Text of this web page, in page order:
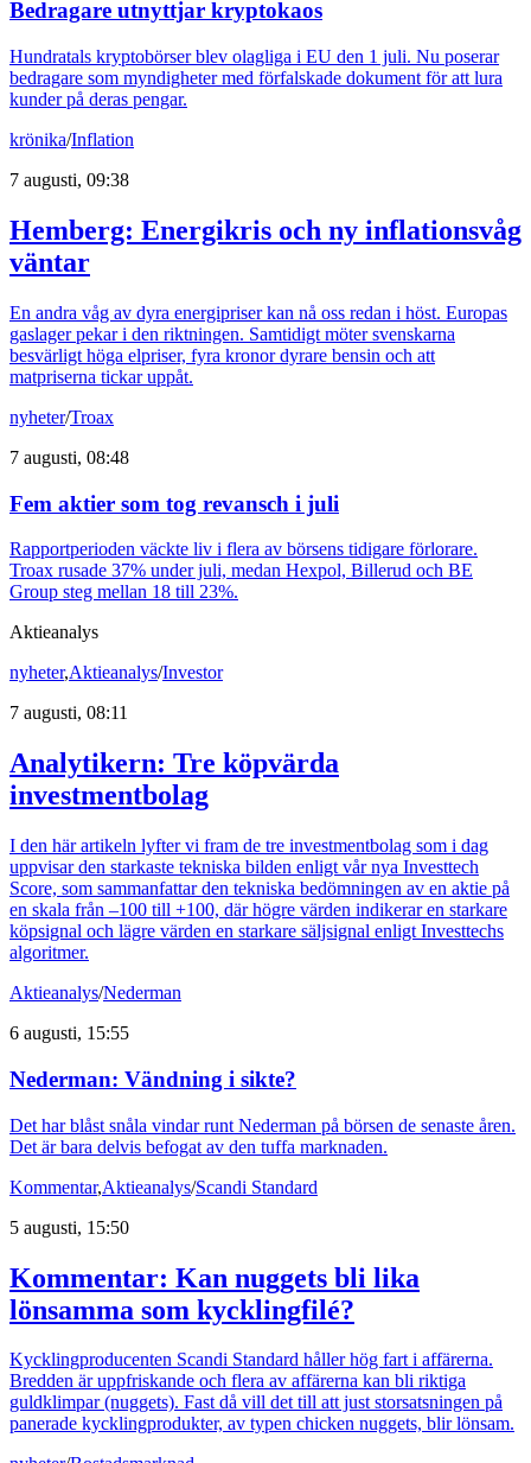
Bedragare utnyttjar kryptokaos
Hundratals kryptobörser blev olagliga i EU den 1 juli. Nu poserar
bedragare som myndigheter med förfalskade dokument för att lura
kunder på deras pengar.
krönika/Inflation
7 augusti, 09:38
Hemberg: Energikris och ny inflationsvåg
väntar
En andra våg av dyra energipriser kan nå oss redan i höst. Europas
gaslager pekar i den riktningen. Samtidigt möter svenskarna
besvärligt höga elpriser, fyra kronor dyrare bensin och att
matpriserna tickar uppåt.
nyheter/Troax
7 augusti, 08:48
Fem aktier som tog revansch i juli
Rapportperioden väckte liv i flera av börsens tidigare förlorare.
Troax rusade 37% under juli, medan Hexpol, Billerud och BE
Group steg mellan 18 till 23%.
Aktieanalys
nyheter,Aktieanalys/Investor
7 augusti, 08:11
Analytikern: Tre köpvärda
investmentbolag
I den här artikeln lyfter vi fram de tre investmentbolag som i dag
uppvisar den starkaste tekniska bilden enligt vår nya Investtech
Score, som sammanfattar den tekniska bedömningen av en aktie på
en skala från –100 till +100, där högre värden indikerar en starkare
köpsignal och lägre värden en starkare säljsignal enligt Investtechs
algoritmer.
Aktieanalys/Nederman
6 augusti, 15:55
Nederman: Vändning i sikte?
Det har blåst snåla vindar runt Nederman på börsen de senaste åren.
Det är bara delvis befogat av den tuffa marknaden.
Kommentar,Aktieanalys/Scandi Standard
5 augusti, 15:50
Kommentar: Kan nuggets bli lika
lönsamma som kycklingfilé?
Kycklingproducenten Scandi Standard håller hög fart i affärerna.
Bredden är uppfriskande och flera av affärerna kan bli riktiga
guldklimpar (nuggets). Fast då vill det till att just storsatsningen på
panerade kycklingprodukter, av typen chicken nuggets, blir lönsam.